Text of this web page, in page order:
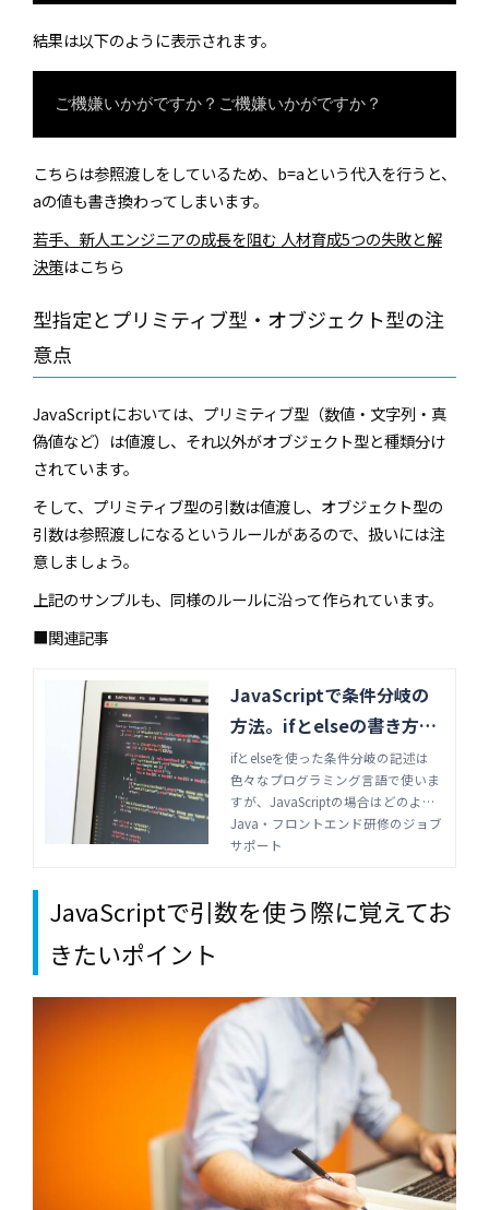
結果は以下のように表示されます。
こちらは参照渡しをしているため、b=aという代入を行うと、
aの値も書き換わってしまいます。
若手、新人エンジニアの成長を阻む 人材育成5つの失敗と解
決策はこちら
型指定とプリミティブ型・オブジェクト型の注
意点
JavaScriptにおいては、プリミティブ型（数値・文字列・真
偽値など）は値渡し、それ以外がオブジェクト型と種類分け
されています。
そして、プリミティブ型の引数は値渡し、オブジェクト型の
引数は参照渡しになるというルールがあるので、扱いには注
意しましょう。
上記のサンプルも、同様のルールに沿って作られています。
■関連記事
JavaScriptで条件分岐の
方法。ifとelseの書き方と
使い方の違い | Java・フロ
ントエンド研修のジョブサ
ポート
ifとelseを使った条件分岐の記述は
色々なプログラミング言語で使いま
すが、JavaScriptの場合はどのよう
に記述をするのでしょうか。それぞ
れの使い方、書き方の違いについ
Java・フロントエンド研修のジョブ
サポート
JavaScriptで引数を使う際に覚えてお
きたいポイント